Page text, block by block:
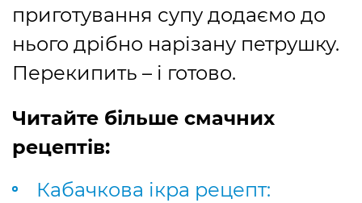
приготування супу додаємо до
нього дрібно нарізану петрушку.
Перекипить – і готово.
Читайте більше смачних
рецептів:
Кабачкова ікра рецепт: